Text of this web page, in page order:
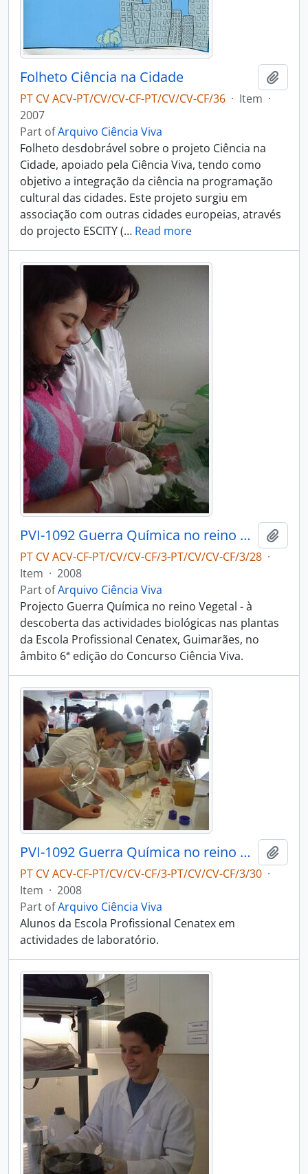
Folheto Ciência na Cidade
PT CV ACV-PT/CV/CV-CF-PT/CV/CV-CF/36 · Item ·
2007
Part ofArquivo Ciência Viva
Folheto desdobrável sobre o projeto Ciência na
Cidade, apoiado pela Ciência Viva, tendo como
objetivo a integração da ciência na programação
cultural das cidades. Este projeto surgiu em
associação com outras cidades europeias, através
do projecto ESCITY (… Read more
PVI-1092 Guerra Química no reino Vegetal - à descoberta das actividades biológicas nas plantas - Escola Profissional Cenatex
PT CV ACV-CF-PT/CV/CV-CF/3-PT/CV/CV-CF/3/28 ·
Item · 2008
Part ofArquivo Ciência Viva
Projecto Guerra Química no reino Vegetal - à
descoberta das actividades biológicas nas plantas
da Escola Profissional Cenatex, Guimarães, no
âmbito 6ª edição do Concurso Ciência Viva.
PVI-1092 Guerra Química no reino Vegetal - à descoberta das actividades biológicas nas plantas - Escola Profissional Cenatex
PT CV ACV-CF-PT/CV/CV-CF/3-PT/CV/CV-CF/3/30 ·
Item · 2008
Part ofArquivo Ciência Viva
Alunos da Escola Profissional Cenatex em
actividades de laboratório.